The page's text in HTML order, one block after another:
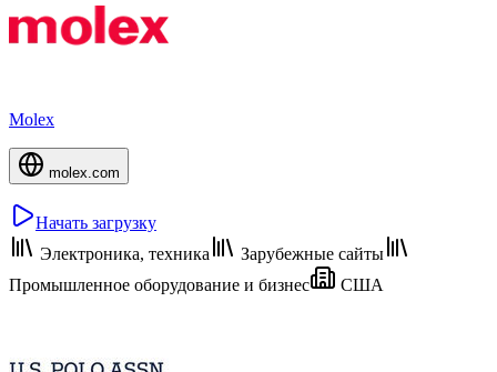
Molex
molex.com
Начать загрузку
Электроника, техника
Зарубежные сайты
Промышленное оборудование и бизнес
США